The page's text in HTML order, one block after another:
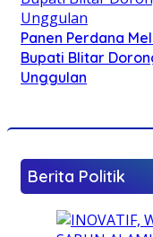
Panen Perdana
Bupati Blitar
Unggulan
Berita Politik